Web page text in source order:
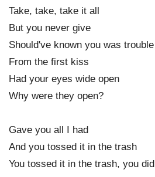
Take, take, take it all
But you never give
Should've known you was trouble
From the first kiss
Had your eyes wide open
Why were they open?
Gave you all I had
And you tossed it in the trash
You tossed it in the trash, you did